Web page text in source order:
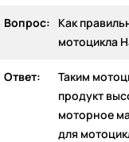
Вопрос:
Как
мотоцикла
Ответ:
Таким
продукт
моторное
для